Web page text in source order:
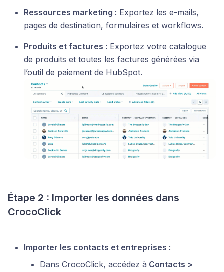
Ressources marketing : Exportez les e-mails,
pages de destination, formulaires et workflows.
Produits et factures : Exportez votre catalogue
de produits et toutes les factures générées via
l’outil de paiement de HubSpot.
Étape 2 : Importer les données dans
CrocoClick
Importer les contacts et entreprises :
Dans CrocoClick, accédez à Contacts >